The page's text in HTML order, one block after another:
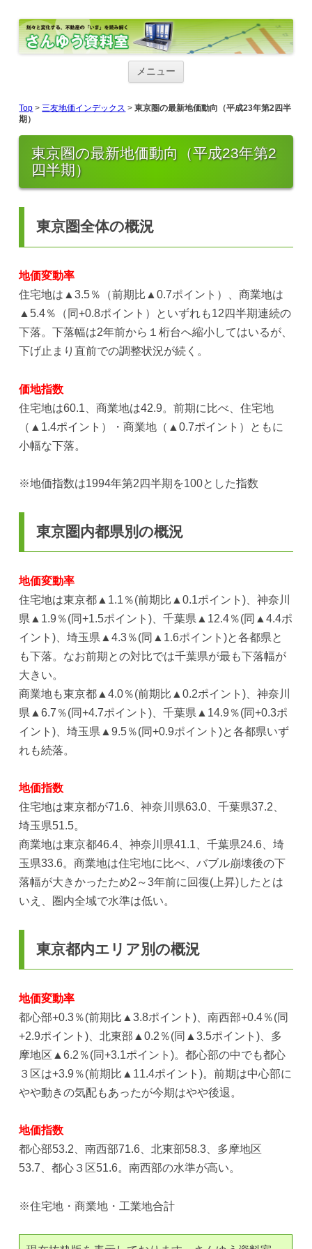
メニュー
ツ
キ
ッ
プ
Top >三友地価インデックス >東京圏の最新地価動向（平成23年第2四半
期）
東京圏の最新地価動向（平成23年第2
四半期）
東京圏全体の概況
地価変動率
住宅地は▲3.5％（前期比▲0.7ポイント）、商業地は
▲5.4％（同+0.8ポイント）といずれも12四半期連続の
下落。下落幅は2年前から１桁台へ縮小してはいるが、
下げ止まり直前での調整状況が続く。
価地指数
住宅地は60.1、商業地は42.9。前期に比べ、住宅地
（▲1.4ポイント）・商業地（▲0.7ポイント）ともに
小幅な下落。
※地価指数は1994年第2四半期を100とした指数
東京圏内都県別の概況
地価変動率
住宅地は東京都▲1.1％(前期比▲0.1ポイント)、神奈川
県▲1.9％(同+1.5ポイント)、千葉県▲12.4％(同▲4.4ポ
イント)、埼玉県▲4.3％(同▲1.6ポイント)と各都県と
も下落。なお前期との対比では千葉県が最も下落幅が
大きい。
商業地も東京都▲4.0％(前期比▲0.2ポイント)、神奈川
県▲6.7％(同+4.7ポイント)、千葉県▲14.9％(同+0.3ポ
イント)、埼玉県▲9.5％(同+0.9ポイント)と各都県いず
れも続落。
地価指数
住宅地は東京都が71.6、神奈川県63.0、千葉県37.2、
埼玉県51.5。
商業地は東京都46.4、神奈川県41.1、千葉県24.6、埼
玉県33.6。商業地は住宅地に比べ、バブル崩壊後の下
落幅が大きかったため2～3年前に回復(上昇)したとは
いえ、圏内全域で水準は低い。
東京都内エリア別の概況
地価変動率
都心部+0.3％(前期比▲3.8ポイント)、南西部+0.4％(同
+2.9ポイント)、北東部▲0.2％(同▲3.5ポイント)、多
摩地区▲6.2％(同+3.1ポイント)。都心部の中でも都心
３区は+3.9％(前期比▲11.4ポイント)。前期は中心部に
やや動きの気配もあったが今期はやや後退。
地価指数
都心部53.2、南西部71.6、北東部58.3、多摩地区
53.7、都心３区51.6。南西部の水準が高い。
※住宅地・商業地・工業地合計